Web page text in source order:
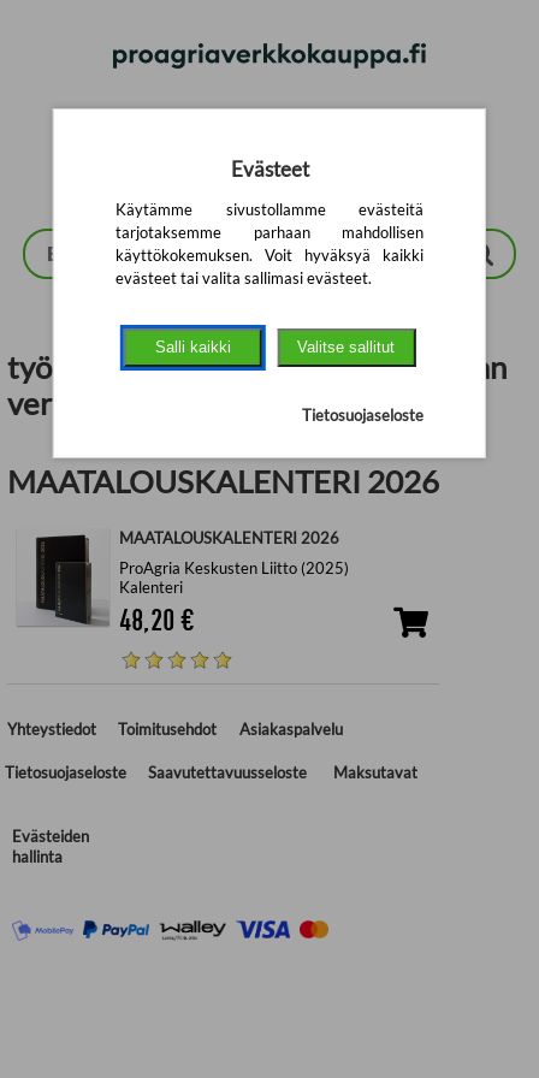
työnantajana toimiminen | ProAgrian
verkkokauppa
MAATALOUSKALENTERI 2026
MAATALOUSKALENTERI 2026
ProAgria Keskusten Liitto (2025)
Kalenteri
48,20 €
Yhteystiedot Toimitusehdot Asiakaspalvelu
Tietosuojaseloste Saavutettavuusseloste Maksutavat
Evästeiden
hallinta
Evästeet
Käytämme sivustollamme evästeitä
tarjotaksemme parhaan mahdollisen
käyttökokemuksen. Voit hyväksyä kaikki
evästeet tai valita sallimasi evästeet.
Salli kaikki Valitse sallitut
Tietosuojaseloste